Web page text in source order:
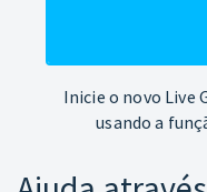
Inicie o novo Live
usando a